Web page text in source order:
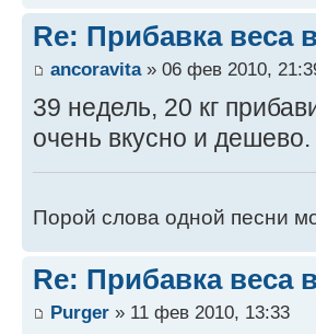
Re: Прибавка веса
ancoravita» 06 фев 2010,
39 недель, 20 кг
очень вкусно и дешево.
Порой слова одной песни
Re: Прибавка веса
Purger » 11 фев 2010, 13:33